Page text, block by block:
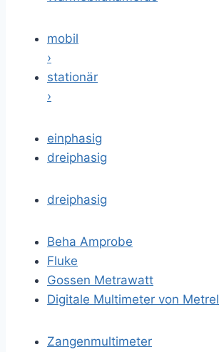
mobil
›
stationär
›
einphasig
dreiphasig
dreiphasig
Beha Amprobe
Fluke
Gossen Metrawatt
Digitale Multimeter von Metrel
Zangenmultimeter